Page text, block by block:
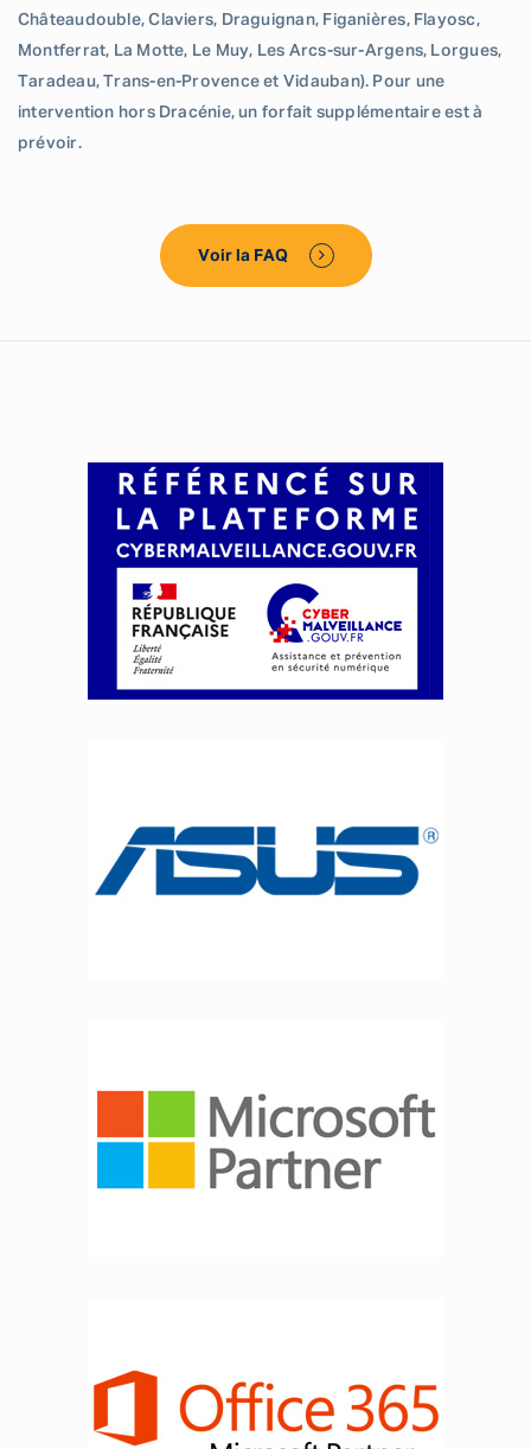
Châteaudouble, Claviers, Draguignan, Figanières, Flayosc,
Montferrat, La Motte, Le Muy, Les Arcs-sur-Argens, Lorgues,
Taradeau, Trans-en-Provence et Vidauban). Pour une
intervention hors Dracénie, un forfait supplémentaire est à
prévoir.
Voir la FAQ